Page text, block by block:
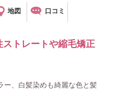
地図 口コミ
ストレートや縮毛矯正
ー、白髪染めも綺麗な色と髪